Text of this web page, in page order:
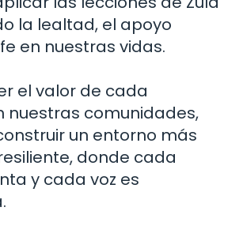
la lealtad, el apoyo
en nuestras vidas.
el valor de cada
nuestras comunidades,
un entorno más
donde cada
y cada voz es